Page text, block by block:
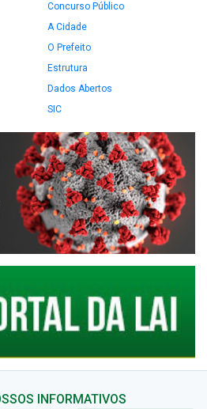
Concurso Público
A Cidade
O Prefeito
Estrutura
Dados Abertos
SIC
INFORMATIVOS